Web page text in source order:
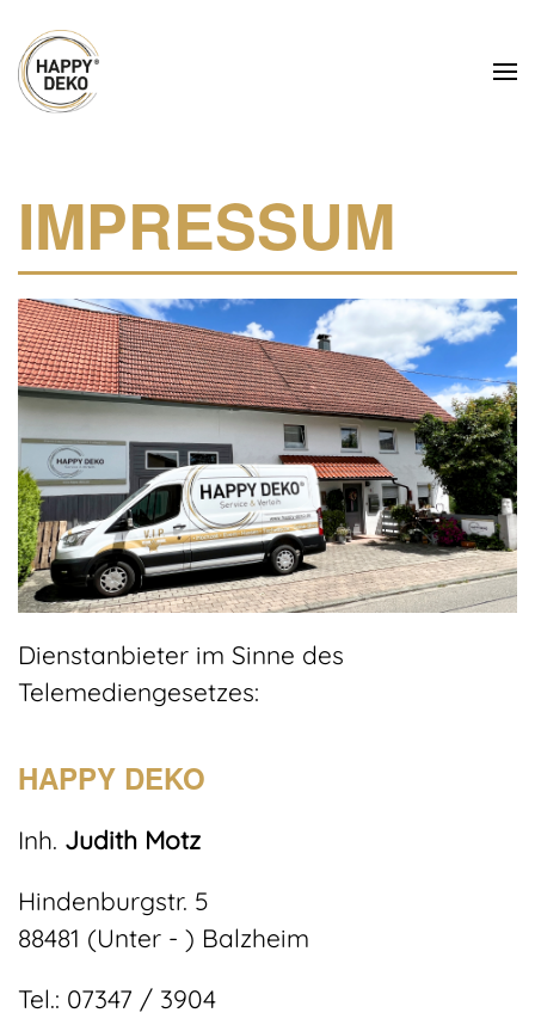
Zum Hauptinhalt springen
IMPRESSUM
Dienstanbieter im Sinne des
Telemediengesetzes:
HAPPY DEKO
Inh. Judith Motz
Hindenburgstr. 5
88481 (Unter - ) Balzheim
Tel.: 07347 / 3904